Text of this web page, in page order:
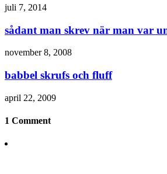
juli 7, 2014
sådant man skrev när man var
november 8, 2008
babbel skrufs och fluff
april 22, 2009
1 Comment